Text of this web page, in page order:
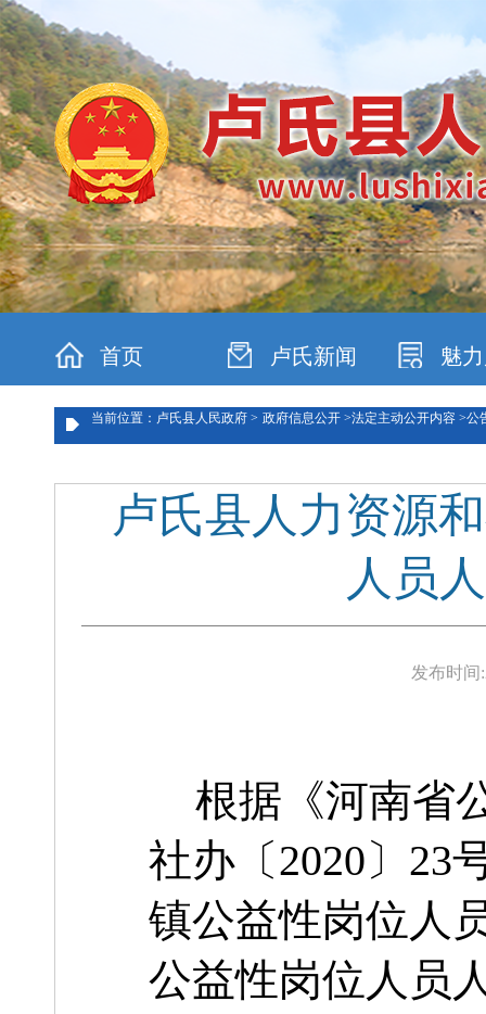
首页 卢氏新闻 魅
当前位置：卢氏县人民政府 > 政府信息公开 >法定主动公开内容 >公
卢氏县人力资源
人员
发布时间:
根据《河南省
社办〔2020〕23
镇公益性岗位 人
公益性岗位人员